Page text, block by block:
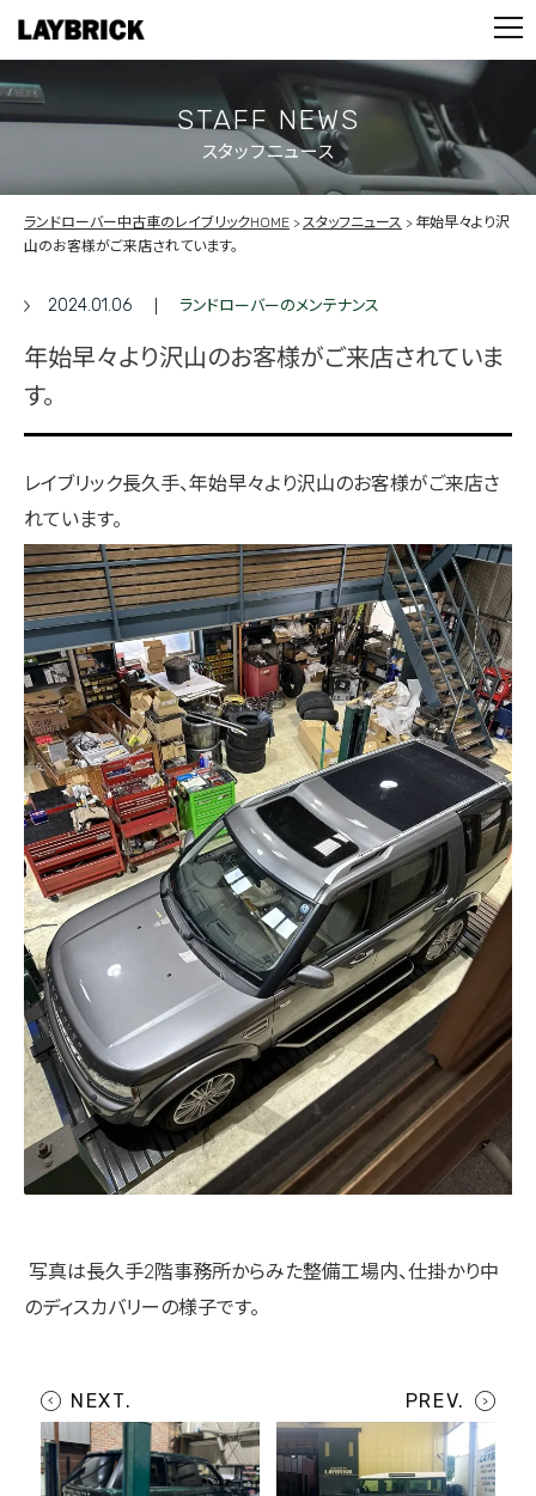
PARTS
CONTACT
PRIVACY POLICY
STAFF NEWS
スタッフニュース
ランドローバー中古車のレイブリックHOME スタッフニュース
年始早々より沢
山のお客様がご来店されています。
2024.01.06 ランドローバーのメンテナンス
年始早々より沢山のお客様がご来店されていま
す。
レイブリック長久手、年始早々より沢山のお客様がご来店さ
れています。
写真は長久手2階事務所からみた整備工場内、仕掛かり中
のディスカバリーの様子です。